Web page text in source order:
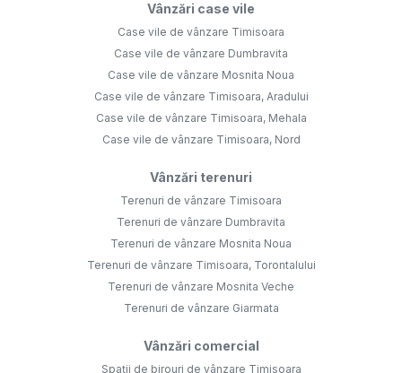
Vânzări case vile
Case vile de vânzare Timisoara
Case vile de vânzare Dumbravita
Case vile de vânzare Mosnita Noua
Case vile de vânzare Timisoara, Aradului
Case vile de vânzare Timisoara, Mehala
Case vile de vânzare Timisoara, Nord
Vânzări terenuri
Terenuri de vânzare Timisoara
Terenuri de vânzare Dumbravita
Terenuri de vânzare Mosnita Noua
Terenuri de vânzare Timisoara, Torontalului
Terenuri de vânzare Mosnita Veche
Terenuri de vânzare Giarmata
Vânzări comercial
Spații de birouri de vânzare Timisoara